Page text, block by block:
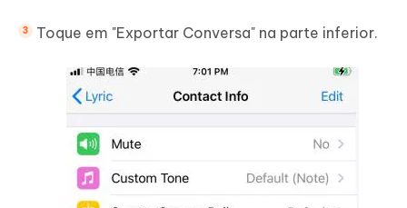
Toque em "Exportar Conversa" na parte inferior.